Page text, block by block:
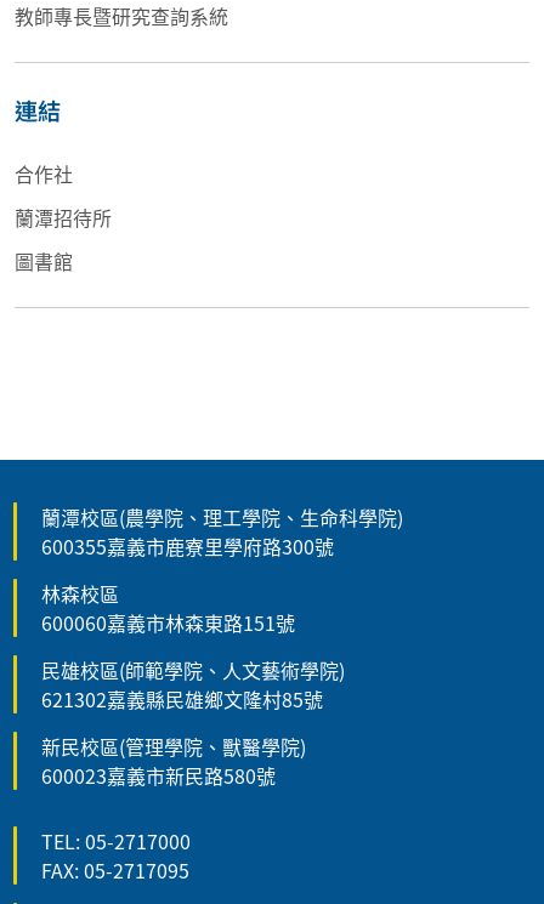
教師專長暨研究查詢系統
連結
合作社
蘭潭招待所
圖書館
蘭潭校區(農學院、理工學院、生命科學院)
600355嘉義市鹿寮里學府路300號
林森校區
600060嘉義市林森東路151號
民雄校區(師範學院、人文藝術學院)
621302嘉義縣民雄鄉文隆村85號
新民校區(管理學院、獸醫學院)
600023嘉義市新民路580號
TEL: 05-2717000
FAX: 05-2717095